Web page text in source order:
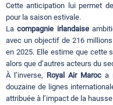
Cette anticipation lui permet
pour la saison estivale.
Lacompagnie irlandaise
avec un objectif de 216
en 2025. Elle estime que cette
alors que d’autres acteurs du
À l’inverse, Royal Air Maroc a
douzaine de lignes
attribuée à l’impact de la